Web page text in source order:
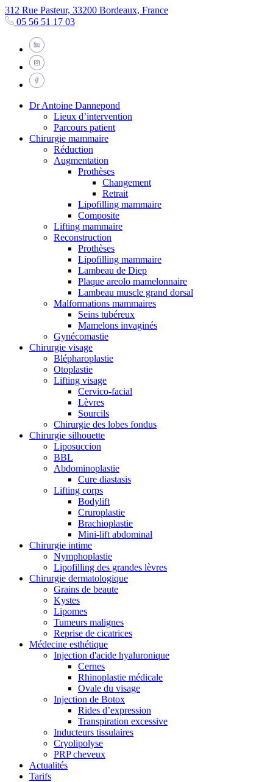
312 Rue Pasteur, 33200 Bordeaux, France
05 56 51 17 03
Dr Antoine Dannepond
Lieux d’intervention
Parcours patient
Chirurgie mammaire
Réduction
Augmentation
Prothèses
Changement
Retrait
Lipofilling mammaire
Composite
Lifting mammaire
Reconstruction
Prothèses
Lipofilling mammaire
Lambeau de Diep
Plaque areolo mamelonnaire
Lambeau muscle grand dorsal
Malformations mammaires
Seins tubéreux
Mamelons invaginés
Gynécomastie
Chirurgie visage
Blépharoplastie
Otoplastie
Lifting visage
Cervico-facial
Lèvres
Sourcils
Chirurgie des lobes fondus
Chirurgie silhouette
Liposuccion
BBL
Abdominoplastie
Cure diastasis
Lifting corps
Bodylift
Cruroplastie
Brachioplastie
Mini-lift abdominal
Chirurgie intime
Nymphoplastie
Lipofilling des grandes lèvres
Chirurgie dermatologique
Grains de beaute
Kystes
Lipomes
Tumeurs malignes
Reprise de cicatrices
Médecine esthétique
Injection d'acide hyaluronique
Cernes
Rhinoplastie médicale
Ovale du visage
Injection de Botox
Rides d’expression
Transpiration excessive
Inducteurs tissulaires
Cryolipolyse
PRP cheveux
Actualités
Tarifs